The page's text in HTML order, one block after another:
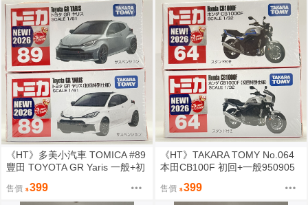
《HT》多美小汽車 TOMICA #89
豐田 TOYOTA GR Yaris 一般+初
售價 399
《HT》TAKARA TOMY No.064
本田CB100F 初回+一般950905
售價 399